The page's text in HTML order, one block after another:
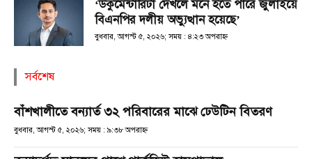
‘ডকুমেন্টারিটা দেখলে মনে হতে পারে জুলাইয়ে
বিএনপির দলীয় অভ্যুত্থান হয়েছে’
বুধবার, আগস্ট ৫, ২০২৬; সময় : ৪:২৩ অপরাহ্ণ
সর্বশেষ
বাঁশখালীতে বন্যার্ত ৩২ পরিবারের মাঝে ঢেউটিন বিতরণ
বুধবার, আগস্ট ৫, ২০২৬; সময় : ৯:৩৮ অপরাহ্ণ